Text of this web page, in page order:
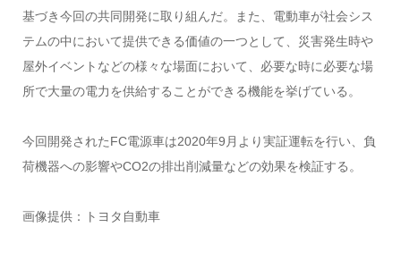
基づき今回の共同開発に取り組んだ。また、電動車が社会シス
テムの中において提供できる価値の一つとして、災害発生時や
屋外イベントなどの様々な場面において、必要な時に必要な場
所で大量の電力を供給することができる機能を挙げている。
今回開発されたFC電源車は2020年9月より実証運転を行い、負
荷機器への影響やCO2の排出削減量などの効果を検証する。
画像提供：トヨタ自動車